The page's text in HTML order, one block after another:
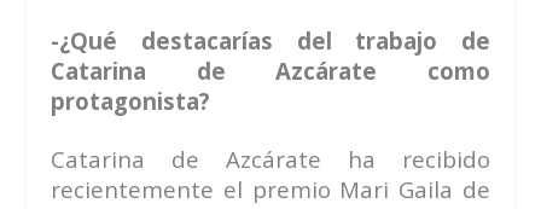
-¿Qué destacarías del trabajo de
Catarina de Azcárate como
protagonista?
Catarina de Azcárate ha recibido
recientemente el premio Mari Gaila de